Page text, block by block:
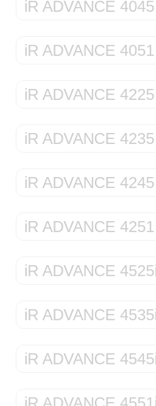
iR ADVANCE 4045
iR ADVANCE 4051
iR ADVANCE 4225
iR ADVANCE 4235
iR ADVANCE 4245
iR ADVANCE 4251
iR ADVANCE 4525i
iR ADVANCE 4535i
iR ADVANCE 4545i